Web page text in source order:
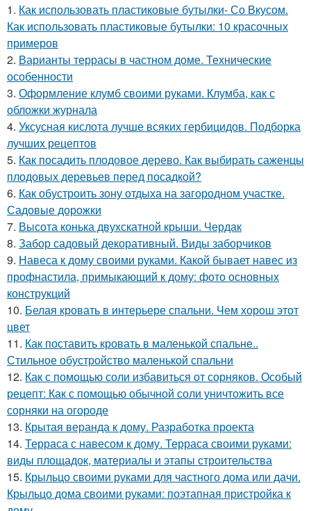
1. Как использовать пластиковые бутылки- Со Вкусом.
Как использовать пластиковые бутылки: 10 красочных
примеров
2. Варианты террасы в частном доме. Технические
особенности
3. Оформление клумб своими руками. Клумба, как с
обложки журнала
4. Уксусная кислота лучше всяких гербицидов. Подборка
лучших рецептов
5. Как посадить плодовое дерево. Как выбирать саженцы
плодовых деревьев перед посадкой?
6. Как обустроить зону отдыха на загородном участке.
Садовые дорожки
7. Высота конька двухскатной крыши. Чердак
8. Забор садовый декоративный. Виды заборчиков
9. Навеса к дому своими руками. Какой бывает навес из
профнастила, примыкающий к дому: фото основных
конструкций
10. Белая кровать в интерьере спальни. Чем хорош этот
цвет
11. Как поставить кровать в маленькой спальне..
Стильное обустройство маленькой спальни
12. Как с помощью соли избавиться от сорняков. Особый
рецепт: Как с помощью обычной соли уничтожить все
сорняки на огороде
13. Крытая веранда к дому. Разработка проекта
14. Терраса с навесом к дому. Терраса своими руками:
виды площадок, материалы и этапы строительства
15. Крыльцо своими руками для частного дома или дачи.
Крыльцо дома своими руками: поэтапная пристройка к